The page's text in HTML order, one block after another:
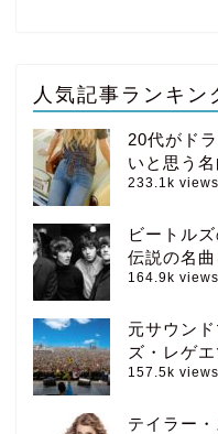
人気記事ランキン
20代がド
いと思う名
233.1k views
ビートル
伝説の名曲
164.9k views
元サウン
ズ・レゲ
157.5k views
テイラー